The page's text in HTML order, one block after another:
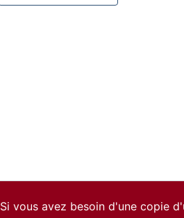
Si vous avez besoin d'une copie